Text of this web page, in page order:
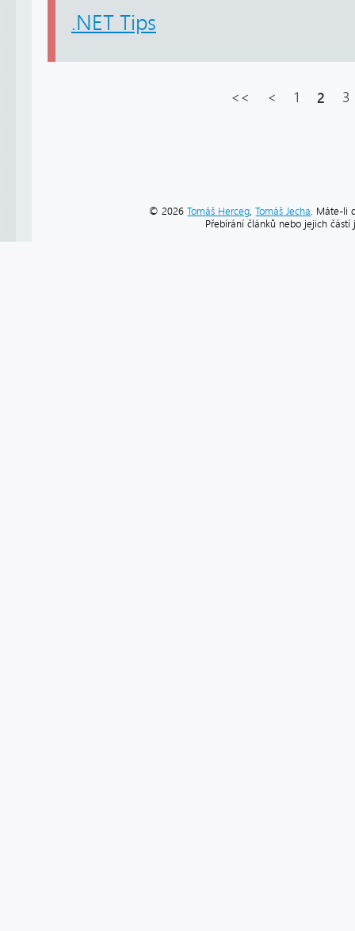
.NET Tips
<< < 1 2 3
© 2026Tomáš Herceg ,Tomáš Jecha . Máte-li
Přebírání článků nebo jejich